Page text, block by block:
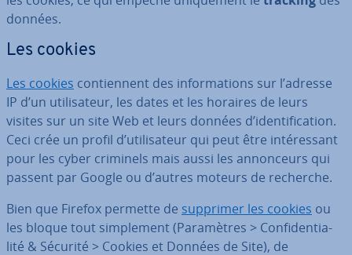
données.
Les cookies
Les cookies con­tien­nent des in­for­ma­tions sur l’adresse
IP d’un uti­li­sa­teur, les dates et les horaires de leurs
visites sur un site Web et leurs données d’iden­ti­fi­ca­tion.
Ceci crée un profil d’uti­li­sa­teur qui peut être in­té­res­sant
pour les cyber criminels mais aussi les an­non­ceurs qui
passent par Google ou d’autres moteurs de recherche.
Bien que Firefox permette de supprimer les cookies ou
les bloque tout sim­ple­ment (Pa­ra­mètres > Con­fi­den­tia­
lité & Sécurité > Cookies et Données de Site), de